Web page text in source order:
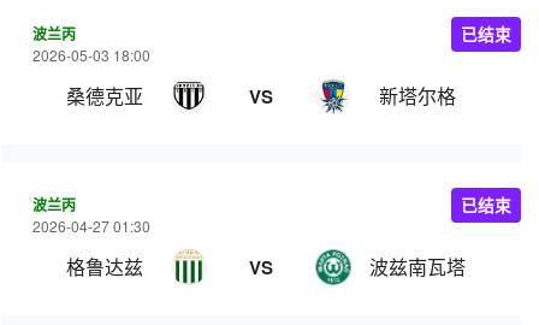
波兰丙
2026-05-03 18:00
桑德克亚 VS 新塔尔格
已结束
波兰丙
2026-04-27 01:30
格鲁达兹 VS 波兹南瓦塔
已结束